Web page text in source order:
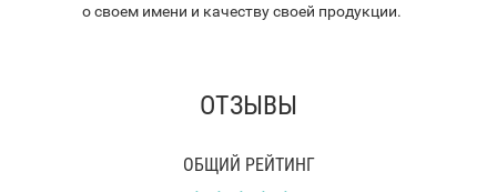
о своем имени и качеству своей продукции.
ОТЗЫВЫ
ОБЩИЙ РЕЙТИНГ